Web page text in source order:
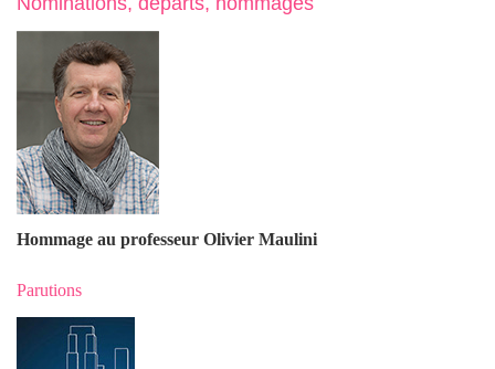
Hommage au professeur Olivier Maulini
Parutions